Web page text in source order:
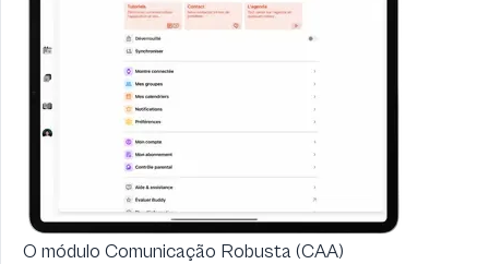
O módulo Comunicação Robusta (CAA)